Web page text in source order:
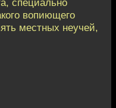
вопиющего
местных неучей,